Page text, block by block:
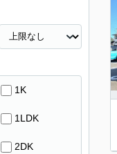
1K
1LDK
2DK